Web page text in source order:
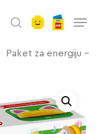
search
Paket za energiju –